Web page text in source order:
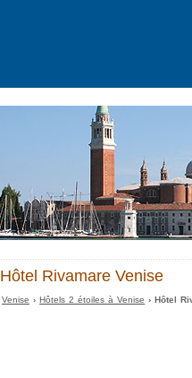
Hôtel Rivamare Venise
Venise ›Hôtels 2 étoiles à Venise › Hôtel